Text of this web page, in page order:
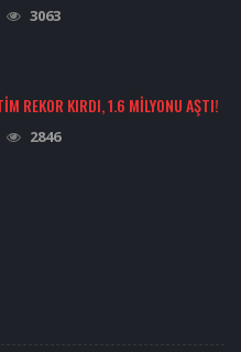
3063
REKOR KIRDI, 1.6 MILYONU AŞTI!
2846